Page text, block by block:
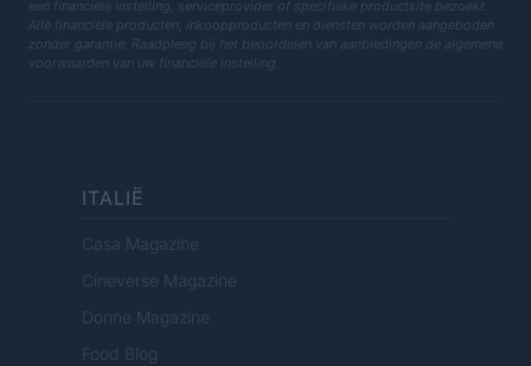
een financiële instelling, serviceprovider of specifieke productsite bezoekt.
Alle financiële producten, inkoopproducten en diensten worden aangeboden
zonder garantie. Raadpleeg bij het beoordelen van aanbiedingen de algemene
voorwaarden van uw financiële instelling.
ITALIË
Casa Magazine
Cineverse Magazine
Donne Magazine
Food Blog